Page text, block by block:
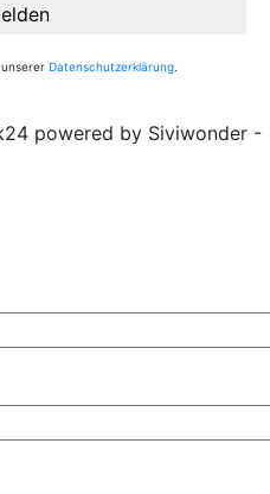
Datenschutzerklärung.
powered by Siviwonder -